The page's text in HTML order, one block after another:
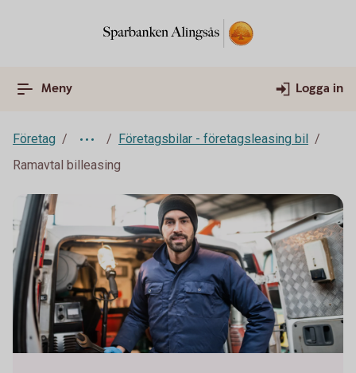
Meny Logga in
Företag
Företagsbilar - företagsleasing bil
Ramavtal billeasing